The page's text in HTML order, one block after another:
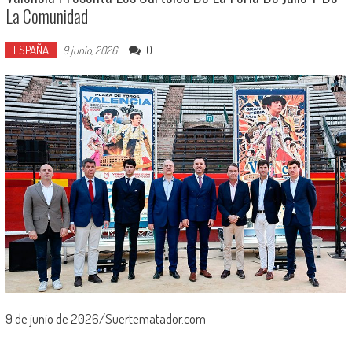
La Comunidad
ESPAÑA 9 junio, 2026 0
9 de junio de 2026/Suertematador.com